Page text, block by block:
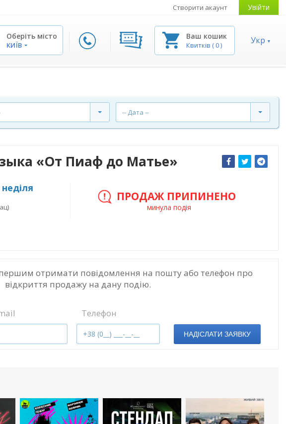
Створити акаунт Увійти
Оберіть місто
КИЇВ
Ваш кошик
Квитків (0) Укр
-- Дата --
«От Пиаф до Матье»
ПРОДАЖ ПРИПИНЕНО
минула подія
отримати повідомлення на пошту або телефон про
відкриття продажу на дану подію.
Телефон
НАДІСЛАТИ ЗАЯВКУ